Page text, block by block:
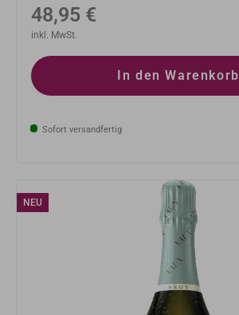
Normaler
Preis
48,95 €
inkl. MwSt.
In den Warenkorb
Sofort versandfertig
NEU